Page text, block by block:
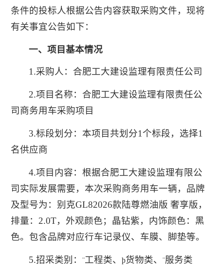
条件的投标人根据公告内容获取采购文件，现将
有关事宜公告如下：
一、项目基本情况
1.采购人：合肥工大建设监理有限责任公司
2.项目名称：合肥工大建设监理有限责任公
司商务用车采购项目
3.标段划分：本项目共划分1个标段，选择1
名供应商
4.项目内容：根据合肥工大建设监理有限公
司实际发展需要，本次采购商务用车一辆，品牌
及型号为：别克GL82026款陆尊燃油版 奢享版，
排量：2.0T，外观颜色；晶钻紫，内饰颜色：黑
色。包含品牌对应行车记录仪、车膜、脚垫等。
5.招采类别：¨工程类、þ货物类、¨服务类